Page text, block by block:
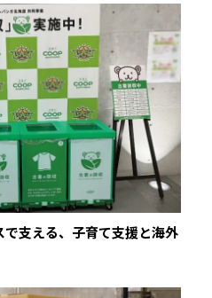
支える、子育て支援と海外